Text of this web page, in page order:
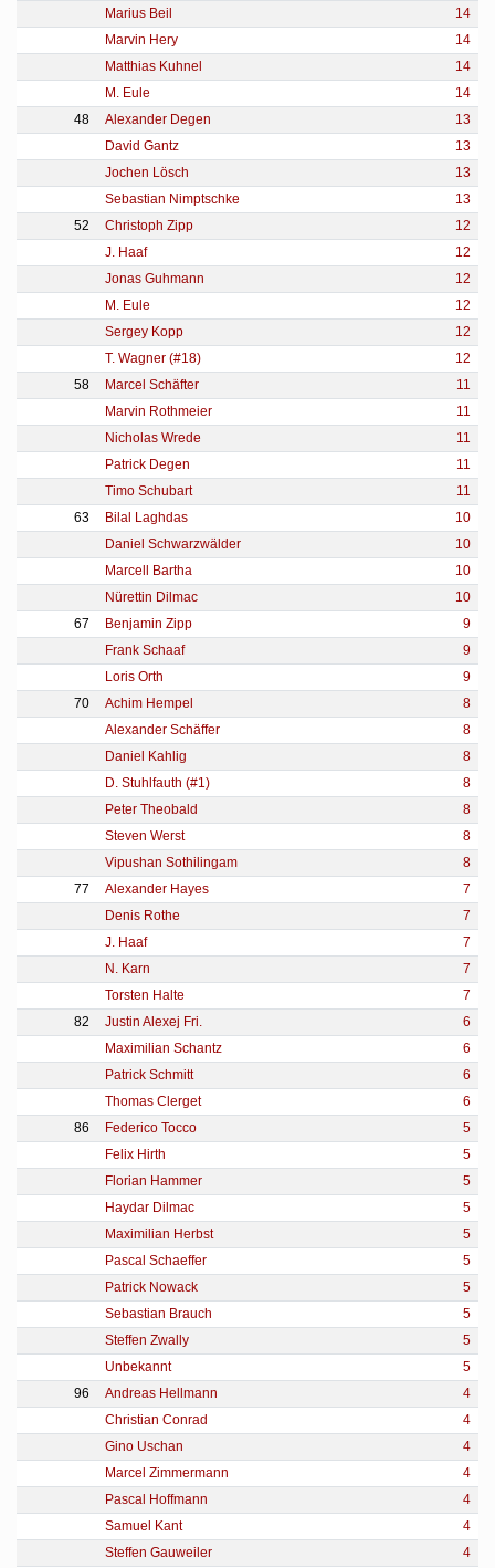
Marius Beil
14
Marvin Hery
14
Matthias Kuhnel
14
M. Eule
14
48
Alexander Degen
13
David Gantz
13
Jochen Lösch
13
Sebastian Nimptschke
13
52
Christoph Zipp
12
J. Haaf
12
Jonas Guhmann
12
M. Eule
12
Sergey Kopp
12
T. Wagner (#18)
12
58
Marcel Schäfter
11
Marvin Rothmeier
11
Nicholas Wrede
11
Patrick Degen
11
Timo Schubart
11
63
Bilal Laghdas
10
Daniel Schwarzwälder
10
Marcell Bartha
10
Nürettin Dilmac
10
67
Benjamin Zipp
9
Frank Schaaf
9
Loris Orth
9
70
Achim Hempel
8
Alexander Schäffer
8
Daniel Kahlig
8
D. Stuhlfauth (#1)
8
Peter Theobald
8
Steven Werst
8
Vipushan Sothilingam
8
77
Alexander Hayes
7
Denis Rothe
7
J. Haaf
7
N. Karn
7
Torsten Halte
7
82
Justin Alexej Fri.
6
Maximilian Schantz
6
Patrick Schmitt
6
Thomas Clerget
6
86
Federico Tocco
5
Felix Hirth
5
Florian Hammer
5
Haydar Dilmac
5
Maximilian Herbst
5
Pascal Schaeffer
5
Patrick Nowack
5
Sebastian Brauch
5
Steffen Zwally
5
Unbekannt
5
96
Andreas Hellmann
4
Christian Conrad
4
Gino Uschan
4
Marcel Zimmermann
4
Pascal Hoffmann
4
Samuel Kant
4
Steffen Gauweiler
4